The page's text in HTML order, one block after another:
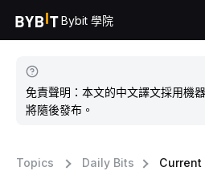
Bybit 學院
免責聲明：本文的中文譯文採用機
將隨後發布。
Topics Daily Bits Current